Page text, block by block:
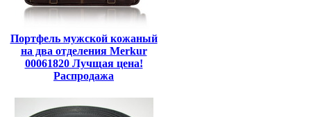
Портфель мужской кожаный
на два отделения Merkur
00061820 Лучщая цена!
Распродажа